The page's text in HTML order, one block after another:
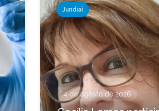
Jundiaí
4 de agosto de 2026